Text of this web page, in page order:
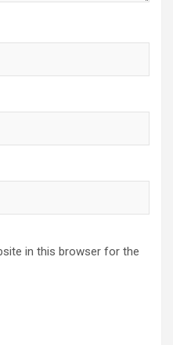
in this browser for the